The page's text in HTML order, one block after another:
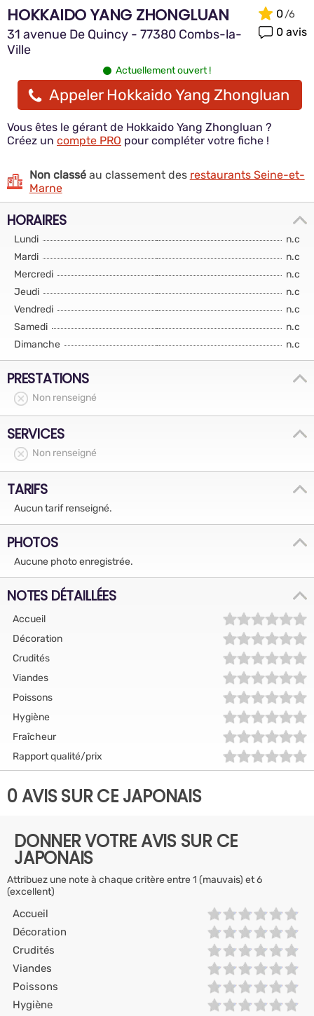
HOKKAIDO YANG ZHONGLUAN
31 avenue De Quincy - 77380 Combs-la-
Ville
0
0 avis
Actuellement ouvert !
Appeler Hokkaido Yang Zhongluan
Vous êtes le gérant de Hokkaido Yang Zhongluan ?
Créez un compte PRO pour compléter votre fiche !
Non classéau classement des restaurants Seine-et-
Marne
HORAIRES
Lundi
n.c
Mardi
n.c
Mercredi
n.c
Jeudi
n.c
Vendredi
n.c
Samedi
n.c
Dimanche
n.c
PRESTATIONS
Non renseigné
SERVICES
Non renseigné
TARIFS
Aucun tarif renseigné.
PHOTOS
Aucune photo enregistrée.
NOTES DÉTAILLÉES
Accueil
Décoration
Crudités
Viandes
Poissons
Hygiène
Fraîcheur
Rapport qualité/prix
0 AVIS SUR CE JAPONAIS
DONNER VOTRE AVIS SUR CE
JAPONAIS
Attribuez une note à chaque critère entre 1 (mauvais) et 6
(excellent)
Accueil
Décoration
Crudités
Viandes
Poissons
Hygiène